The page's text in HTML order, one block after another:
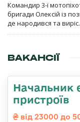
Командир 3-ї
бригади Олексій із
де народився та виріс.
ВАКАНСІЇ
Начальник
пристроїв
від 23000 до